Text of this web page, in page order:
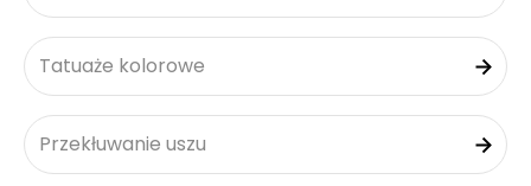
Tatuaże kolorowe
Przekłuwanie uszu